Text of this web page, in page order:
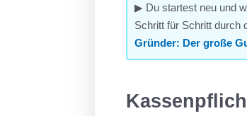
▶ Du startest neu und
Schritt für Schritt durch
Gründer: Der große